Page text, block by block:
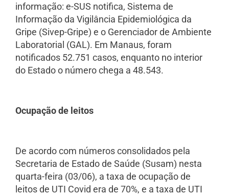
informação: e-SUS notifica, Sistema de
Informação da Vigilância Epidemiológica da
Gripe (Sivep-Gripe) e o Gerenciador de Ambiente
Laboratorial (GAL). Em Manaus, foram
notificados 52.751 casos, enquanto no interior
do Estado o número chega a 48.543.
Ocupação de leitos
De acordo com números consolidados pela
Secretaria de Estado de Saúde (Susam) nesta
quarta-feira (03/06), a taxa de ocupação de
leitos de UTI Covid era de 70%, e a taxa de UTI